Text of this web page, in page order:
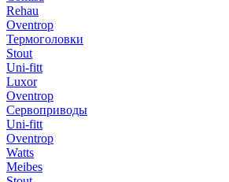
Rehau
Oventrop
Термоголовки
Stout
Uni-fitt
Luxor
Oventrop
Сервоприводы
Uni-fitt
Oventrop
Watts
Meibes